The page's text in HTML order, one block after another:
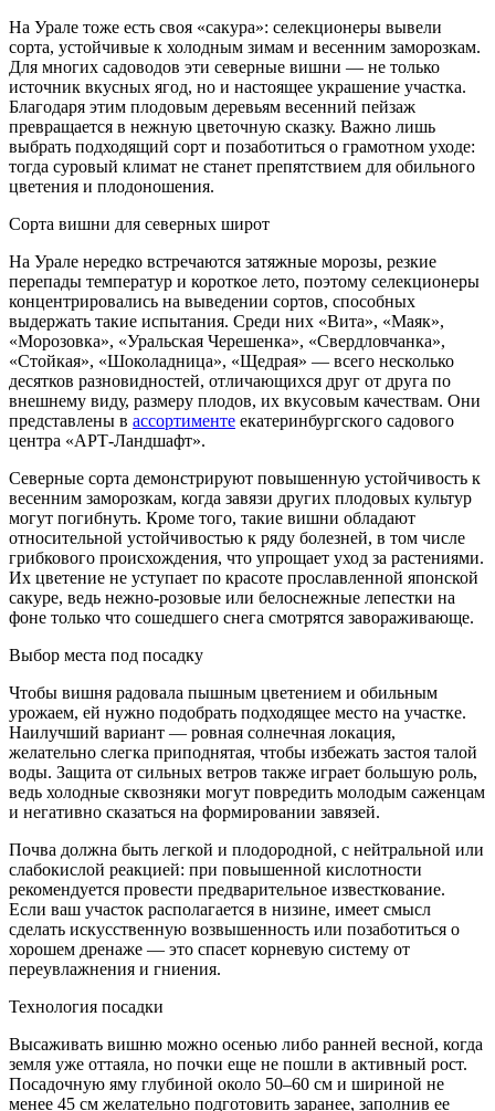
На Урале тоже есть своя «сакура»: селекционеры вывели
сорта, устойчивые к холодным зимам и весенним заморозкам.
Для многих садоводов эти северные вишни — не только
источник вкусных ягод, но и настоящее украшение участка.
Благодаря этим плодовым деревьям весенний пейзаж
превращается в нежную цветочную сказку. Важно лишь
выбрать подходящий сорт и позаботиться о грамотном уходе:
тогда суровый климат не станет препятствием для обильного
цветения и плодоношения.
Сорта вишни для северных широт
На Урале нередко встречаются затяжные морозы, резкие
перепады температур и короткое лето, поэтому селекционеры
концентрировались на выведении сортов, способных
выдержать такие испытания. Среди них «Вита», «Маяк»,
«Морозовка», «Уральская Черешенка», «Свердловчанка»,
«Стойкая», «Шоколадница», «Щедрая» — всего несколько
десятков разновидностей, отличающихся друг от друга по
внешнему виду, размеру плодов, их вкусовым качествам. Они
представлены в ассортименте екатеринбургского садового
центра «АРТ-Ландшафт».
Северные сорта демонстрируют повышенную устойчивость к
весенним заморозкам, когда завязи других плодовых культур
могут погибнуть. Кроме того, такие вишни обладают
относительной устойчивостью к ряду болезней, в том числе
грибкового происхождения, что упрощает уход за растениями.
Их цветение не уступает по красоте прославленной японской
сакуре, ведь нежно-розовые или белоснежные лепестки на
фоне только что сошедшего снега смотрятся завораживающе.
Выбор места под посадку
Чтобы вишня радовала пышным цветением и обильным
урожаем, ей нужно подобрать подходящее место на участке.
Наилучший вариант — ровная солнечная локация,
желательно слегка приподнятая, чтобы избежать застоя талой
воды. Защита от сильных ветров также играет большую роль,
ведь холодные сквозняки могут повредить молодым саженцам
и негативно сказаться на формировании завязей.
Почва должна быть легкой и плодородной, с нейтральной или
слабокислой реакцией: при повышенной кислотности
рекомендуется провести предварительное известкование.
Если ваш участок располагается в низине, имеет смысл
сделать искусственную возвышенность или позаботиться о
хорошем дренаже — это спасет корневую систему от
переувлажнения и гниения.
Технология посадки
Высаживать вишню можно осенью либо ранней весной, когда
земля уже оттаяла, но почки еще не пошли в активный рост.
Посадочную яму глубиной около 50–60 см и шириной не
менее 45 см желательно подготовить заранее, заполнив ее